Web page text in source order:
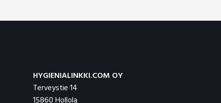
HYGIENIALINKKI.COM OY
Terveystie 14